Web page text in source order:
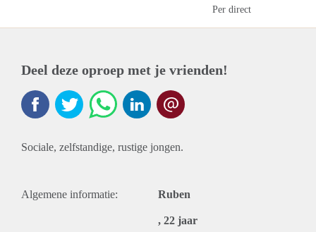
Per direct
Deel deze oproep met je vrienden!
Sociale, zelfstandige, rustige jongen.
Algemene informatie: Ruben
, 22 jaar